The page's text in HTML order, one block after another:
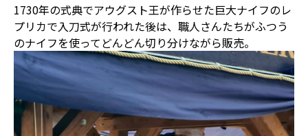
1730年の式典でアウグスト王が作らせた巨大ナイフのレ
プリカで入刀式が行われた後は、職人さんたちがふつう
のナイフを使ってどんどん切り分けながら販売。